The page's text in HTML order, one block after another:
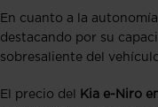
En cuanto a la
destacando por su
sobresaliente del
El precio del Kia e-Niro